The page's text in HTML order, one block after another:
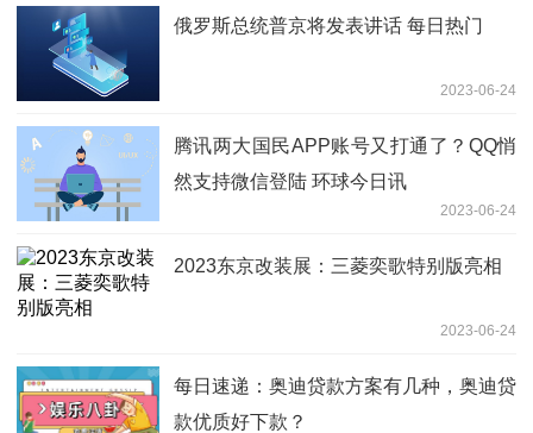
俄罗斯总统普京将发表讲话 每日热门
2023-06-24
腾讯两大国民APP账号又打通了？QQ悄
然支持微信登陆 环球今日讯
2023-06-24
2023东京改装展：三菱奕歌特别版亮相
2023-06-24
每日速递：奥迪贷款方案有几种，奥迪贷
款优质好下款？